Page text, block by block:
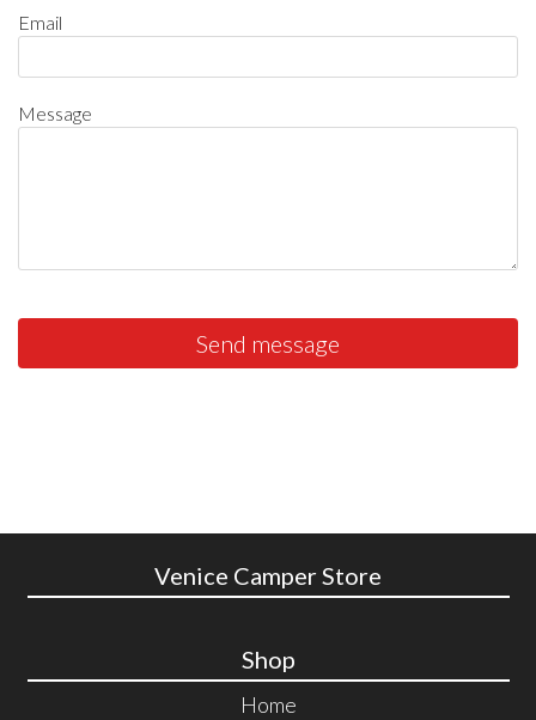
Email
Message
Send message
Venice Camper Store
Shop
Home